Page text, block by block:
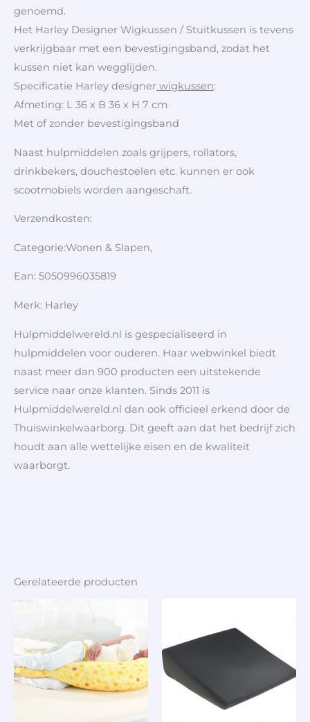
genoemd.
Het Harley Designer Wigkussen / Stuitkussen is tevens
verkrijgbaar met een bevestigingsband, zodat het
kussen niet kan wegglijden.
Specificatie Harley designer wigkussen:
Afmeting: L 36 x B 36 x H 7 cm
Met of zonder bevestigingsband
Naast hulpmiddelen zoals grijpers, rollators,
drinkbekers, douchestoelen etc. kunnen er ook
scootmobiels worden aangeschaft.
Verzendkosten:
Categorie:Wonen & Slapen,
Ean: 5050996035819
Merk: Harley
Hulpmiddelwereld.nl is gespecialiseerd in
hulpmiddelen voor ouderen. Haar webwinkel biedt
naast meer dan 900 producten een uitstekende
service naar onze klanten. Sinds 2011 is
Hulpmiddelwereld.nl dan ook officieel erkend door de
Thuiswinkelwaarborg. Dit geeft aan dat het bedrijf zich
houdt aan alle wettelijke eisen en de kwaliteit
waarborgt.
Gerelateerde producten